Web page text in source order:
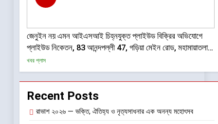
জেনুইন নয় এমন আইএসআই চিহ্নযুক্ত প্লাইউড বিক্রির অভিযোগে
প্লাইউড নিকেতন, 83 আনন্দপল্লী 47, গড়িয়া মেইন রোড, মহামায়াতলা,
সোনারপুর, দক্ষিণ 24 পরগনা-700084-তে BIS-এর তল্লাশি ও জব্দ
অভিযান
খবর প্লাস
Recent Posts
রাভাশ ২০২৬ — ভক্তি, ঐতিহ্য ও নৃত্যসাধনার এক অনন্য মহোৎসব